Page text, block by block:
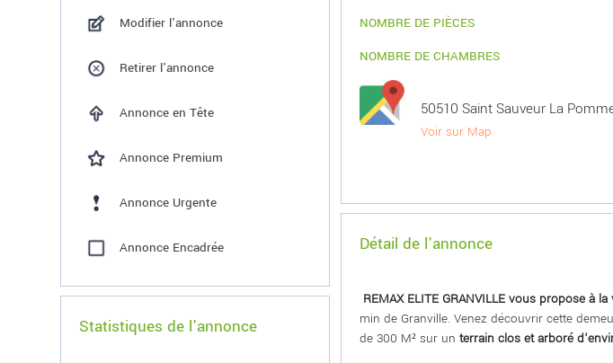
Modifier l'annonce
Retirer l'annonce
Annonce en Tête
Annonce Premium
Annonce Urgente
Annonce Encadrée
Statistiques de l'annonce
NOMBRE DE PIÈCES
NOMBRE DE CHAMBRES
50510 Saint Sauveur La
Voir sur Map
Détail de l'annonce
REMAX ELITE GRANVILLE vous propose à
min de Granville. Venez découvrir cette
de 300 M² sur un terrain clos et arboré